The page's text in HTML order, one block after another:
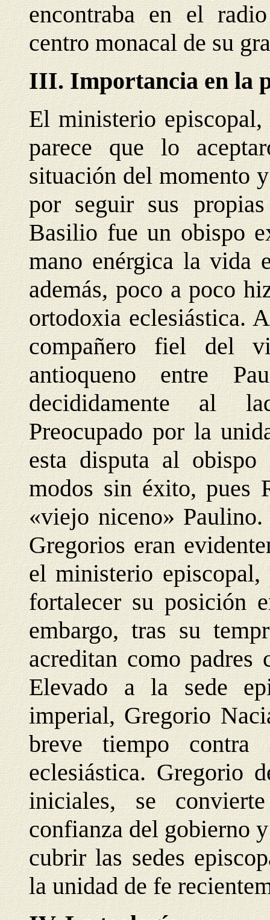
encontraba en el
centro monacal de su
III. Importancia en la
El ministerio
parece que lo
situación del momento
por seguir sus
Basilio fue un obispo
mano enérgica la vida
además, poco a poco
ortodoxia eclesiástica.
compañero fiel del
antioqueno entre
decididamente al
Preocupado por la
esta disputa al obispo
modos sin éxito, pues
«viejo niceno»
Gregorios eran
el ministerio
fortalecer su posición
embargo, tras su
acreditan como padres
Elevado a la sede
imperial, Gregorio
breve tiempo
eclesiástica. Gregorio
iniciales, se
confianza del gobierno
cubrir las sedes
la unidad de fe